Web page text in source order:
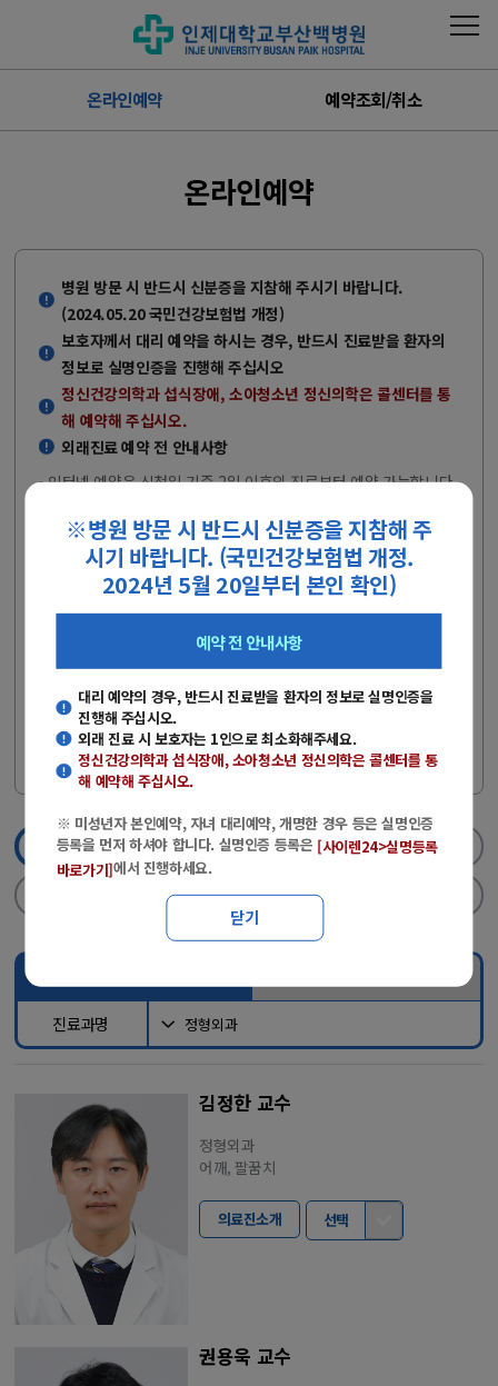
온라인예약 예약조회/취소
※병원 방문 시 반드시 신분증을 지참해 주
시기 바랍니다. (국민건강보험법 개정.
2024년 5월 20일부터 본인 확인)
예약 전 안내사항
대리 예약의 경우, 반드시 진료받을 환자의 정보로 실명인증을
진행해 주십시오.
외래 진료 시 보호자는 1인으로 최소화해주세요.
정신건강의학과 섭식장애, 소아청소년 정신의학은 콜센터를 통
해 예약해 주십시오.
※ 미성년자 본인예약, 자녀 대리예약, 개명한 경우 등은 실명인증
등록을 먼저 하셔야 합니다. 실명인증 등록은 [사이렌24>실명등록
바로가기]에서 진행하세요.
닫기
온라인예약
병원 방문 시 반드시 신분증을 지참해 주시기 바랍니다.
(2024.05.20 국민건강보험법 개정)
보호자께서 대리 예약을 하시는 경우, 반드시 진료받을 환자의
정보로 실명인증을 진행해 주십시오
정신건강의학과 섭식장애, 소아청소년 정신의학은 콜센터를 통
해 예약해 주십시오.
외래진료 예약 전 안내사항
- 인터넷 예약은 신청일 기준 2일 이후의 진료부터 예약 가능합니다.
- 당일 외래 진료를 원하는 경우에는 콜센터로 전화문의 후 방문해주
시기 바랍니다.
- 전화예약 : 051-890-6114
- 상담시간 : 평일(08:00~17:00), 토요일(08:00~12:00)
※ 미성년자 본인예약, 자녀 대리예약, 개명한 경우 등은 실명인증
등록을 먼저 하셔야 합니다.
※ 실명인증 등록은[사이렌24>실명등록 바로가기]
요.
1단계 진료과/의료진선택 2단계 실명인증
날짜/진료시간선택 4단계
진료과명
김정한 교수
정형외과
어깨, 팔꿈치
의료진소개 선택
권용욱 교수